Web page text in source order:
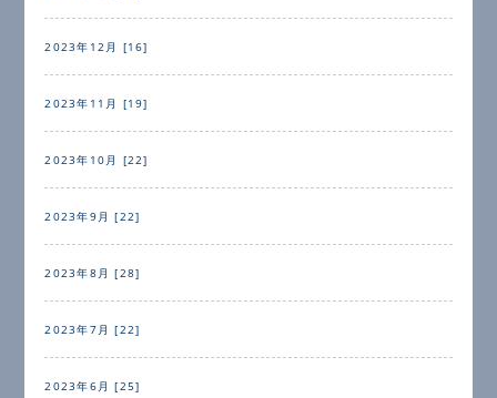
2023年12月 [16]
2023年11月 [19]
2023年10月 [22]
2023年9月 [22]
2023年8月 [28]
2023年7月 [22]
2023年6月 [25]